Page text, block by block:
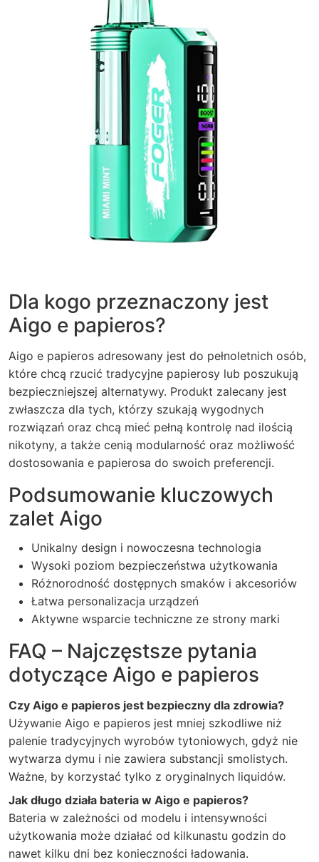
Dla kogo przeznaczony jest
Aigo e papieros?
Aigo e papieros adresowany jest do pełnoletnich osób,
które chcą rzucić tradycyjne papierosy lub poszukują
bezpieczniejszej alternatywy. Produkt zalecany jest
zwłaszcza dla tych, którzy szukają wygodnych
rozwiązań oraz chcą mieć pełną kontrolę nad ilością
nikotyny, a także cenią modularność oraz możliwość
dostosowania e papierosa do swoich preferencji.
Podsumowanie kluczowych
zalet Aigo
Unikalny design i nowoczesna technologia
Wysoki poziom bezpieczeństwa użytkowania
Różnorodność dostępnych smaków i akcesoriów
Łatwa personalizacja urządzeń
Aktywne wsparcie techniczne ze strony marki
FAQ – Najczęstsze pytania
dotyczące Aigo e papieros
Czy Aigo e papieros jest bezpieczny dla zdrowia?
Używanie Aigo e papieros jest mniej szkodliwe niż
palenie tradycyjnych wyrobów tytoniowych, gdyż nie
wytwarza dymu i nie zawiera substancji smolistych.
Ważne, by korzystać tylko z oryginalnych liquidów.
Jak długo działa bateria w Aigo e papieros?
Bateria w zależności od modelu i intensywności
użytkowania może działać od kilkunastu godzin do
nawet kilku dni bez konieczności ładowania.